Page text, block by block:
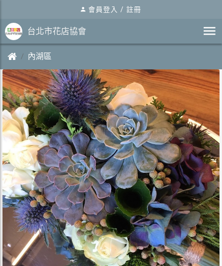
會員登入 / 註冊
台北市花店協會
內湖區